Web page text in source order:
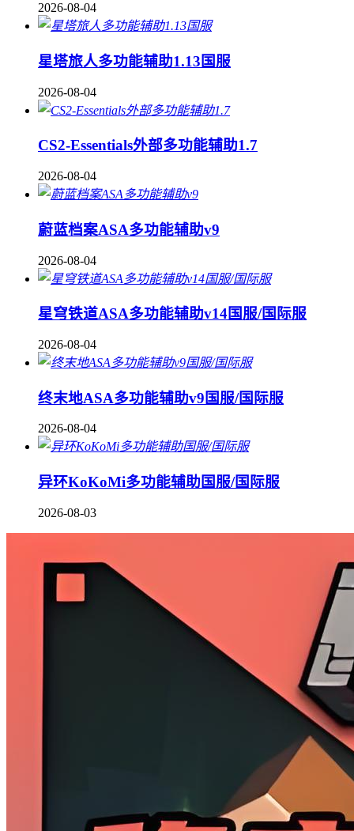
2026-08-04
星塔旅人多功能辅助1.13国服
2026-08-04
CS2-Essentials外部多功能辅助1.7
2026-08-04
蔚蓝档案ASA多功能辅助v9
2026-08-04
星穹铁道ASA多功能辅助v14国服/国际服
2026-08-04
终末地ASA多功能辅助v9国服/国际服
2026-08-04
异环KoKoMi多功能辅助国服/国际服
2026-08-03